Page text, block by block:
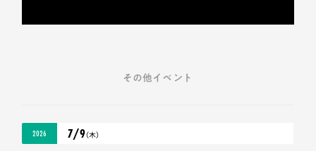
その他イベント
2026 7/9（木）